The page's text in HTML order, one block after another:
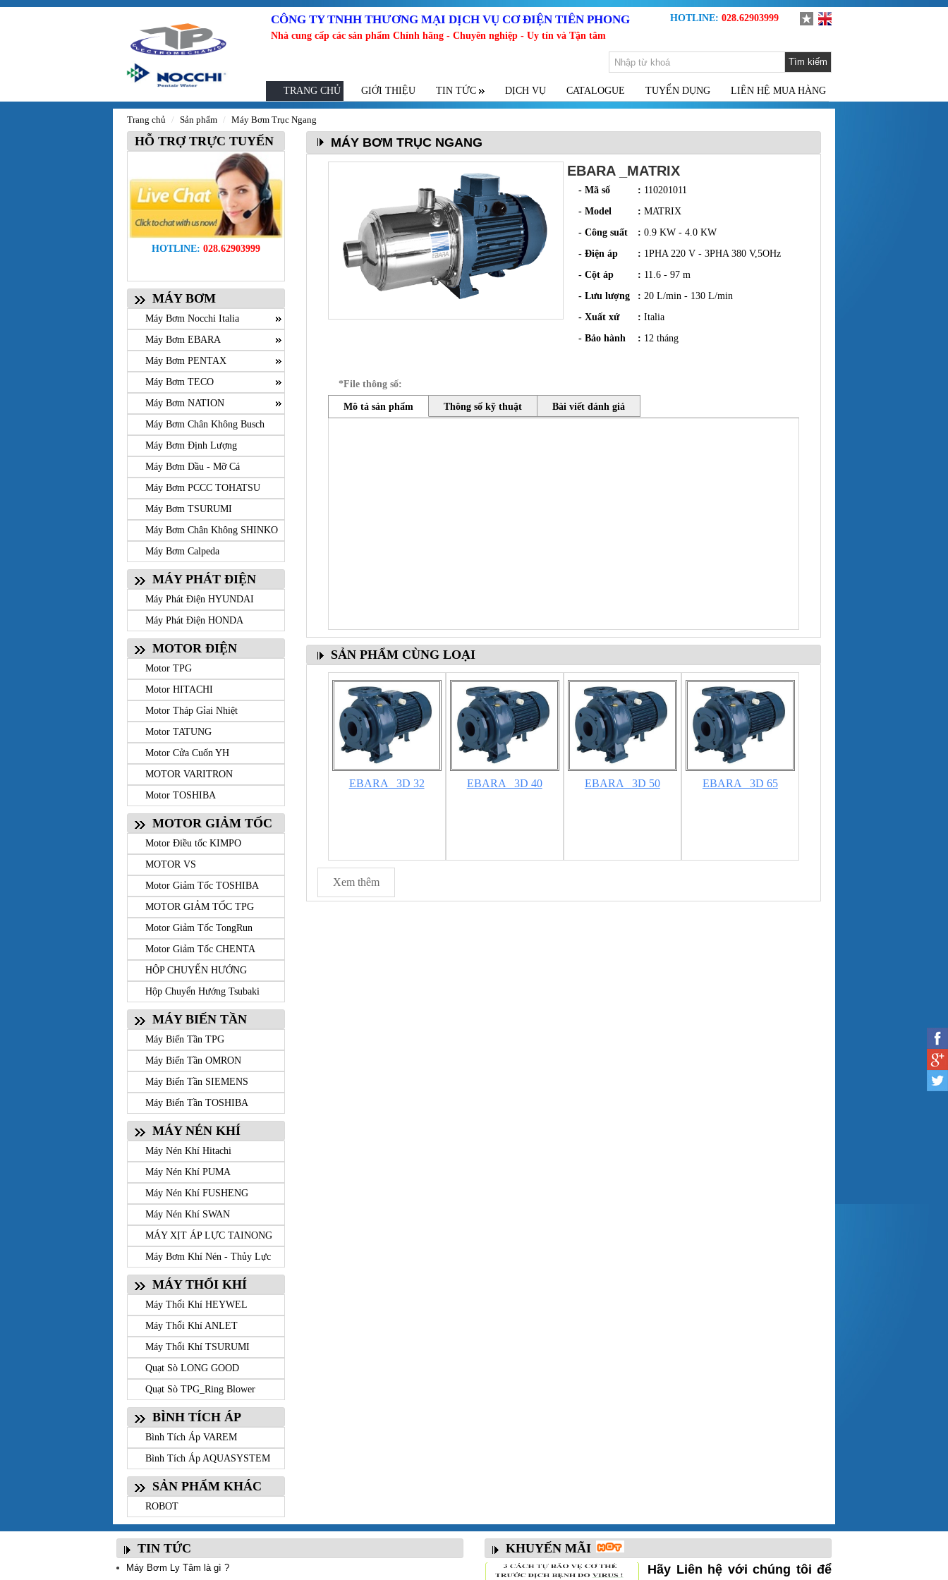
CÔNG TY TNHH THƯƠNG MẠI DỊCH VỤ CƠ ĐIỆN TIÊN PHONG HOTLINE: 028.62903999
Nhà cung cấp các sản phẩm Chính hãng - Chuyên nghiệp - Uy tín và Tận tâm
Tìm kiếm
TRANG CHỦ GIỚI THIỆU TIN TỨC DỊCH VỤ CATALOGUE TUYỂN DỤNG LIÊN HỆ MUA HÀNG
Trang chủ Sản phẩm Máy Bơm Trục Ngang
HỖ TRỢ TRỰC TUYẾN
HOTLINE: 028.62903999
MÁY BƠM
Máy Bơm Nocchi Italia
Máy Bơm EBARA
Máy Bơm PENTAX
Máy Bơm TECO
Máy Bơm NATION
Máy Bơm Chân Không Busch
Máy Bơm Định Lượng
Máy Bơm Dầu - Mỡ Cá
Máy Bơm PCCC TOHATSU
Máy Bơm TSURUMI
Máy Bơm Chân Không SHINKO
Máy Bơm Calpeda
MÁY PHÁT ĐIỆN
Máy Phát Điện HYUNDAI
Máy Phát Điện HONDA
MOTOR ĐIỆN
Motor TPG
Motor HITACHI
Motor Tháp Gỉai Nhiệt
Motor TATUNG
Motor Cửa Cuốn YH
MOTOR VARITRON
Motor TOSHIBA
MOTOR GIẢM TỐC
Motor Điều tốc KIMPO
MOTOR VS
Motor Giảm Tốc TOSHIBA
MOTOR GIẢM TỐC TPG
Motor Giảm Tốc TongRun
Motor Giảm Tốc CHENTA
HỘP CHUYỂN HƯỚNG
Hộp Chuyển Hướng Tsubaki
MÁY BIẾN TẦN
Máy Biến Tần TPG
Máy Biến Tần OMRON
Máy Biến Tần SIEMENS
Máy Biến Tần TOSHIBA
MÁY NÉN KHÍ
Máy Nén Khí Hitachi
Máy Nén Khí PUMA
Máy Nén Khí FUSHENG
Máy Nén Khí SWAN
MÁY XỊT ÁP LỰC TAINONG
Máy Bơm Khí Nén - Thủy Lực
MÁY THỔI KHÍ
Máy Thổi Khí HEYWEL
Máy Thổi Khí ANLET
Máy Thổi Khí TSURUMI
Quạt Sò LONG GOOD
Quạt Sò TPG_Ring Blower
BÌNH TÍCH ÁP
Bình Tích Áp VAREM
Bình Tích Áp AQUASYSTEM
SẢN PHẨM KHÁC
ROBOT
MÁY BƠM TRỤC NGANG
EBARA _MATRIX
- Mã số : 110201011
- Model
: MATRIX
- Công suất
: 0.9 KW - 4.0 KW
- Điện áp
: 1PHA 220 V - 3PHA 380 V,5OHz
- Cột áp
: 11.6 - 97 m
- Lưu lượng
: 20 L/min - 130 L/min
- Xuất xứ
: Italia
- Bảo hành
: 12 tháng
*File thông số:
Mô tả sản phẩm Thông số kỹ thuật Bài viết đánh giá
SẢN PHẨM CÙNG LOẠI
EBARA _3D 32 EBARA _3D 40 EBARA _3D 50 EBARA _3D 65
Xem thêm
TIN TỨC
Máy Bơm Ly Tâm là gì ?
KHUYẾN MÃI
Hãy Liên hệ với chúng tôi để